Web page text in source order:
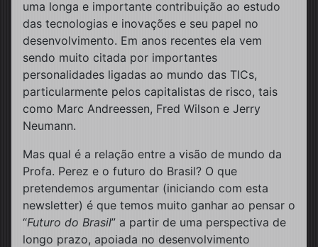
uma longa e importante contribuição ao estudo
das tecnologias e inovações e seu papel no
desenvolvimento. Em anos recentes ela vem
sendo muito citada por importantes
personalidades ligadas ao mundo das TICs,
particularmente pelos capitalistas de risco, tais
como Marc Andreessen, Fred Wilson e Jerry
Neumann.
Mas qual é a relação entre a visão de mundo da
Profa. Perez e o futuro do Brasil? O que
pretendemos argumentar (iniciando com esta
newsletter) é que temos muito ganhar ao pensar o
“Futuro do Brasil” a partir de uma perspectiva de
longo prazo, apoiada no desenvolvimento